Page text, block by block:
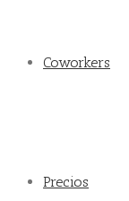
Coworkers
Precios